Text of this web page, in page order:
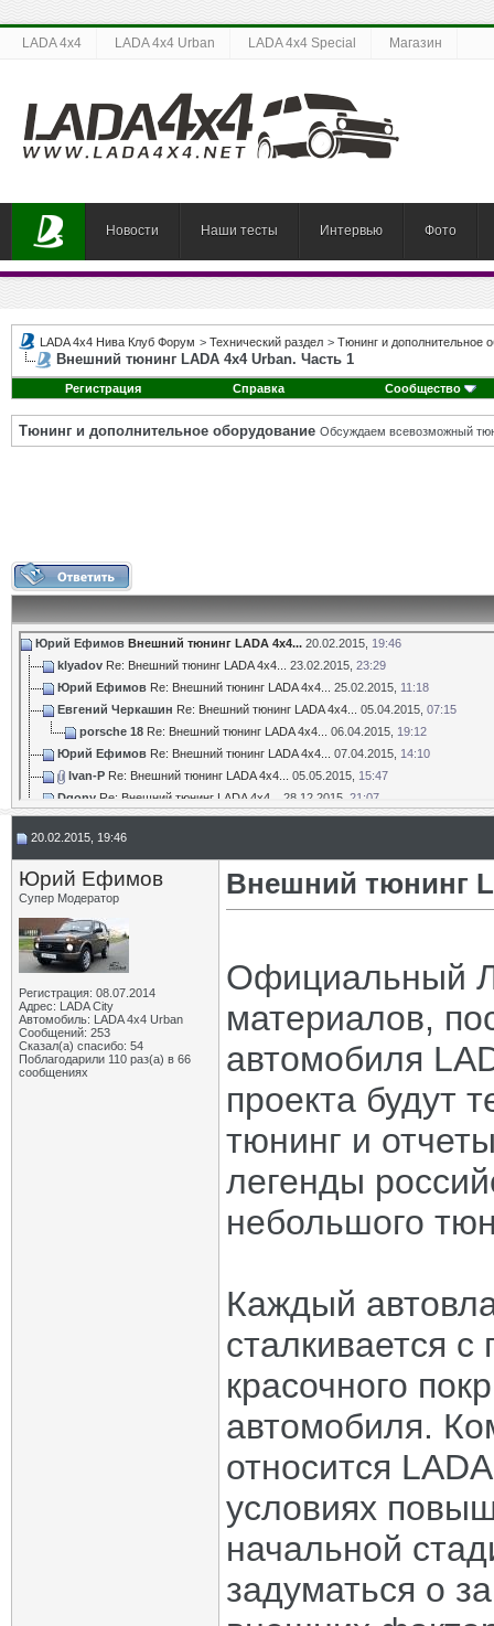
LADA 4x4 LADA 4x4 Urban LADA 4x4 Special Магазин
Новости Наши тесты Интервью Фото
LADA 4x4 Нива Клуб Форум > Технический раздел > Тюнинг и дополнительное
Внешний тюнинг LADA 4x4 Urban. Часть 1
Регистрация Справка Сообщество
Тюнинг и дополнительное оборудование Обсуждаем всевозможный
Юрий Ефимов Внешний тюнинг LADA 4x4... 20.02.2015, 19:46
klyadov Re: Внешний тюнинг LADA 4x4... 23.02.2015, 23:29
Юрий Ефимов Re: Внешний тюнинг LADA 4x4... 25.02.2015, 11:18
Евгений Черкашин Re: Внешний тюнинг LADA 4x4... 05.04.2015, 07:15
porsche 18 Re: Внешний тюнинг LADA 4x4... 06.04.2015, 19:12
Юрий Ефимов Re: Внешний тюнинг LADA 4x4... 07.04.2015, 14:10
Ivan-P Re: Внешний тюнинг LADA 4x4... 05.05.2015, 15:47
Dgony Re: Внешний тюнинг LADA 4x4... 28.12.2015, 21:07
PT Group Re: Внешний тюнинг LADA 4x4...01.03.2016,16:34
PT Group Re: Внешний тюнинг LADA 4x4...
Ларин Игорь Re: Внешний тюнинг LADA 4x4...04.08.2017,11:37
Федулов Re: Внешний тюнинг LADA 4x4... 21.01.2022, 10:46
20.02.2015, 19:46
Юрий Ефимов
Супер Модератор
Регистрация: 08.07.2014
Адрес: LADA City
Автомобиль: LADA 4x4 Urban
Сообщений: 253
Сказал(а) спасибо: 54
Поблагодарили 110 раз(а) в 66
сообщениях
Внешний тюнинг
Официальный
материалов,
автомобиля
проекта будут
тюнинг и
легенды
небольшого
Каждый
сталкивается
красочного
автомобиля.
относится
условиях
начальной
задуматься о